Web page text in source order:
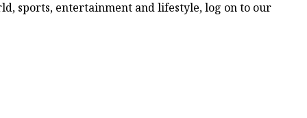
sports, entertainment and lifestyle, log on to our